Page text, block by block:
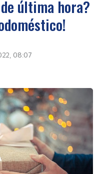
última hora?
08:07